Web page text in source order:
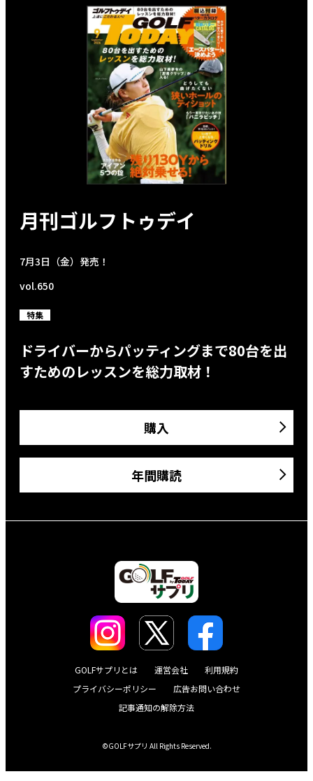
月刊ゴルフトゥデイ
7月3日（金）発売！
vol.650
特集
ドライバーからパッティングまで80台を出
すためのレッスンを総力取材！
購入
年間購読
GOLFサプリとは 運営会社
利用規約
プライバシーポリシー
広告お問い合わせ
記事通知の解除方法
©GOLFサプリ All Rights Reserved.